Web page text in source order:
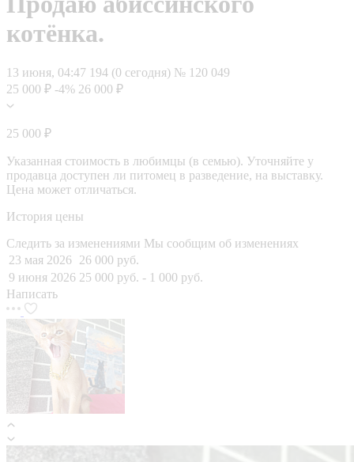
котёнка.
13 июня, 04:47 194 (0 сегодня) № 120 049
25 000 ₽ -4% 26 000 ₽
25 000 ₽
Указанная стоимость в любимцы (в семью). Уточняйте у
продавца доступен ли питомец в разведение, на выставку.
Цена может отличаться.
История цены
Следить за изменениями Мы сообщим об изменениях
23 мая 2026 26 000 руб.
9 июня 2026 25 000 руб. - 1 000 руб.
Написать